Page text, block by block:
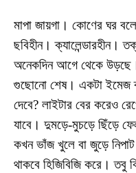
মাপা জায়গা। কোণের ঘর
ছবিহীন।
অনেকদিন আগে থেকে
গুছোনো শেষ। একটা ইমেজ
দেবে? লাইটার বের করেও
যাবে। দুমড়ে-মুচড়ে ছিঁড়ে
কখন ভাঁজ খুলে বা জুড়ে
থাকবে হিজিবিজি করে। তবু